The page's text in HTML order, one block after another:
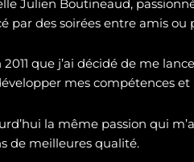
Julien Boutineaud,
par des soirées entre amis ou
2011 que j’ai décidé de me
mes compétences
la même passion qui
de meilleures qualité.